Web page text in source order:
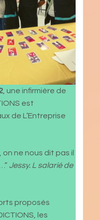
, une infirmière de
est
de L’Entreprise
on ne nous dit pas il
Jessy. L salarié de
proposés
les